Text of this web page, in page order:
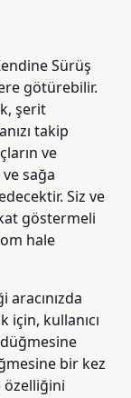
Sürüş
götürebilir.
şerit
takip
ve
sağa
Siz ve
göstermeli
hale
kullanıcı
bir kez
özelliğini